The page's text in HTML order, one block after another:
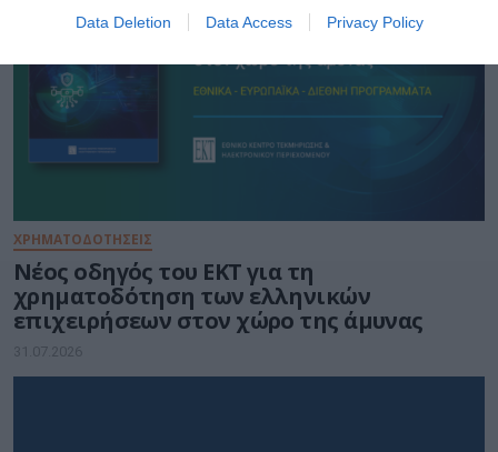
Data Deletion Data Access Privacy Policy
ΧΡΗΜΑΤΟΔΟΤΗΣΕΙΣ
Νέος οδηγός του ΕΚΤ για τη
χρηματοδότηση των ελληνικών
επιχειρήσεων στον χώρο της άμυνας
31.07.2026